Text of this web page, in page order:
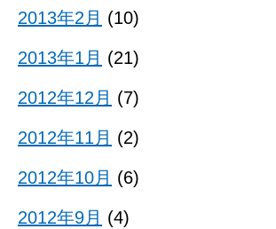
2013年2月 (10)
2013年1月 (21)
2012年12月 (7)
2012年11月 (2)
2012年10月 (6)
2012年9月 (4)